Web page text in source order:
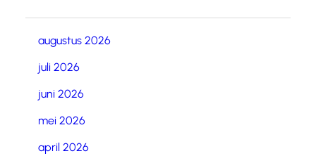
augustus 2026
juli 2026
juni 2026
mei 2026
april 2026